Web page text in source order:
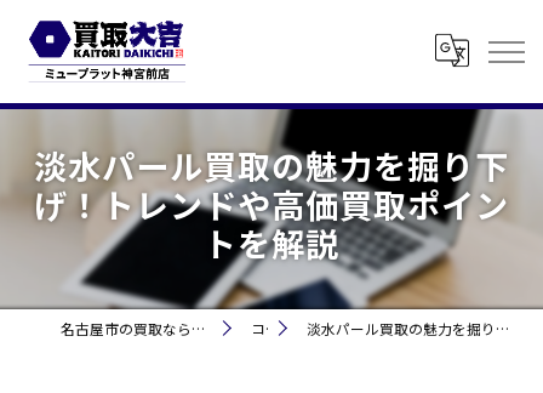
淡水パール買取の魅力を掘り下
げ！トレンドや高価買取ポイン
トを解説
名古屋市の買取なら買取大吉 ミュープラット神宮前 コラム 淡水パール買取の魅力を掘り下げ！トレンドや高価買取ポイントを解説